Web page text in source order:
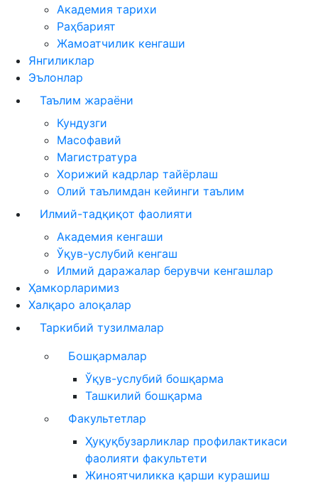
Академия тарихи
Раҳбарият
Жамоатчилик кенгаши
Янгиликлар
Эълонлар
Таълим жараёни
Кундузги
Масофавий
Магистратура
Хорижий кадрлар тайёрлаш
Олий таълимдан кейинги таълим
Илмий-тадқиқот фаолияти
Академия кенгаши
Ўқув-услубий кенгаш
Илмий даражалар берувчи кенгашлар
Ҳамкорларимиз
Халқаро алоқалар
Таркибий тузилмалар
Бошқармалар
Ўқув-услубий бошқарма
Ташкилий бошқарма
Факультетлар
Ҳуқуқбузарликлар профилактикаси
фаолияти факультети
Жиноятчиликка қарши курашиш